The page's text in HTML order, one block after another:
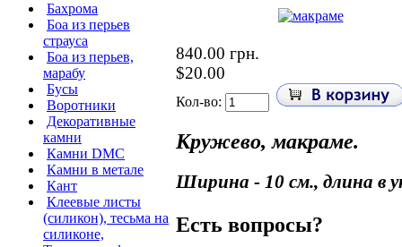
Бахрома
Боа из перьев
страуса
Боа из перьев,
марабу
Бусы
Воротники
Декоративные
камни
Камни DMC
Камни в метале
Кант
Клеевые листы
(силикон), тесьма на
силиконе,
840.00 грн.
$20.00
Кол-во:
Кружево, макраме.
Ширина - 10 см., длина в
Есть вопросы?